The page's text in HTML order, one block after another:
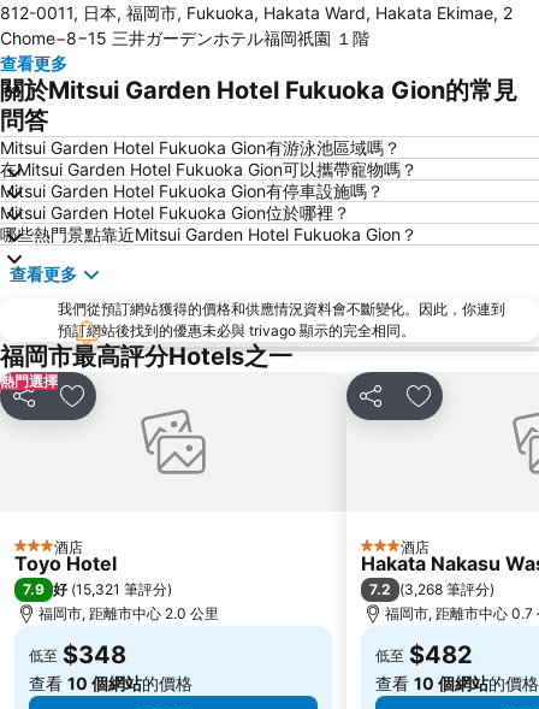
Fukuoka Yafuoku! Dome
Nakasu-Kawabata Station
Acros Fukuoka
Yakuin Station
Tojinmachi Station
Meinohama Station
Fukuoka Convention Center
Higashihie Station
Minami Fukuoka Station
Nishitetsu Kurume Station
Chiyo-Kenchoguchi Station
Nishitetsu Hall
Kyushu National Museum
Sakurai Futamigaura
Dazaifu Tenmangu Shrine
812-0011, 日本, 福岡市, Fukuoka, Hakata Ward, Hakata Ekimae, 2
Chome−8−15 三井ガーデンホテル福岡祇園 １階
查看更多
關於Mitsui Garden Hotel Fukuoka Gion的常見
問答
Mitsui Garden Hotel Fukuoka Gion有游泳池區域嗎？
在Mitsui Garden Hotel Fukuoka Gion可以攜帶寵物嗎？
Mitsui Garden Hotel Fukuoka Gion有停車設施嗎？
Mitsui Garden Hotel Fukuoka Gion位於哪裡？
哪些熱門景點靠近Mitsui Garden Hotel Fukuoka Gion？
查看更多
我們從預訂網站獲得的價格和供應情況資料會不斷變化。因此，你連到
預訂網站後找到的優惠未必與 trivago 顯示的完全相同。
福岡市最高評分Hotels之一
熱門選擇
分享 放到收藏夾
3 星級酒店
Toyo Hotel
7.9 好 (15,321 筆評分)
福岡市, 距離市中心 2.0 公里
低至 $348
查看 10 個網站的價格
分享 放到收藏夾
3 星級酒店
Hakata Nakasu
7.2 (3,268 筆評分)
福岡市, 距離市中心 0.7
低至 $482
查看 10 個網站的價格